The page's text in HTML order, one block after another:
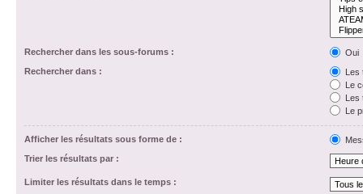
Rechercher dans les sous-forums :
Oui
Rechercher dans :
Les
Le
Les
Le
Afficher les résultats sous forme de :
Trier les résultats par :
Limiter les résultats dans le temps :